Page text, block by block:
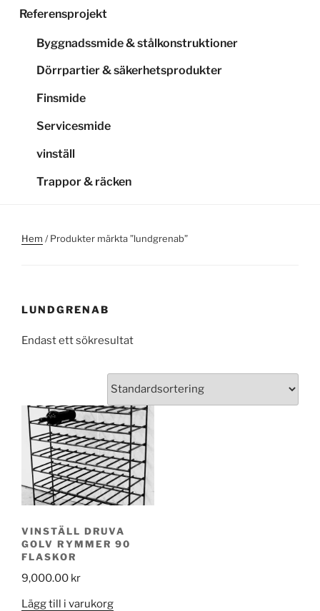
Referensprojekt
Byggnadssmide & stålkonstruktioner
Dörrpartier & säkerhetsprodukter
Finsmide
Servicesmide
vinställ
Trappor & räcken
Hem / Produkter märkta ”lundgrenab”
LUNDGRENAB
Endast ett sökresultat
VINSTÄLL DRUVA
GOLV RYMMER 90
FLASKOR
9,000.00 kr
Lägg till i varukorg